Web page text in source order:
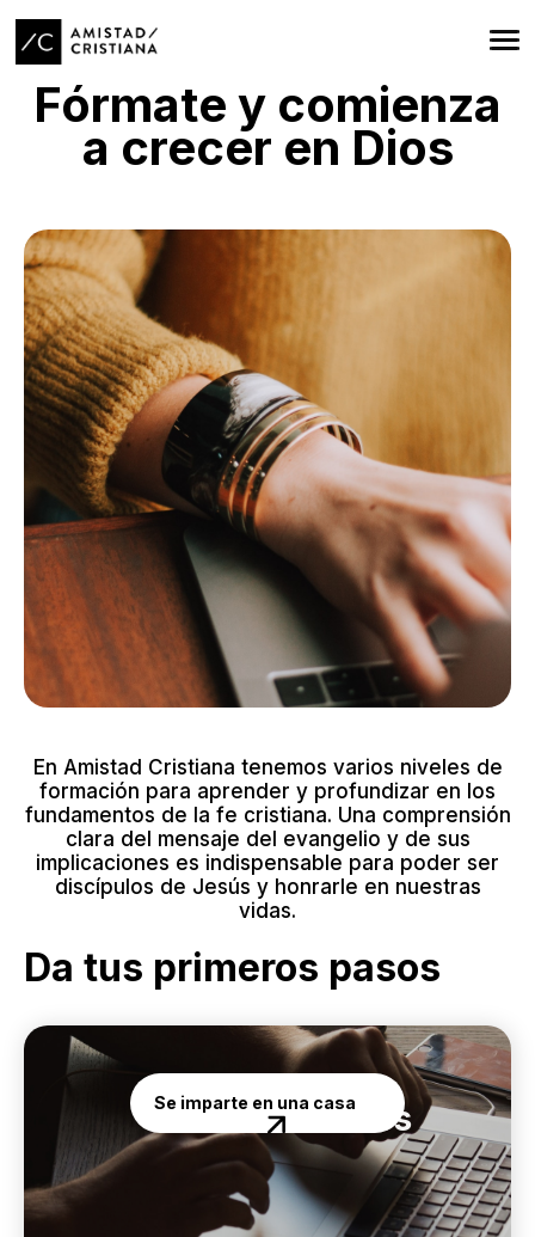
Fórmate y comienza
a crecer en Dios
En Amistad Cristiana tenemos varios niveles de
formación para aprender y profundizar en los
fundamentos de la fe cristiana. Una comprensión
clara del mensaje del evangelio y de sus
implicaciones es indispensable para poder ser
discípulos de Jesús y honrarle en nuestras
vidas.
Da tus primeros pasos
Fundamentos
¡Sé parte!
Se imparte en una casa